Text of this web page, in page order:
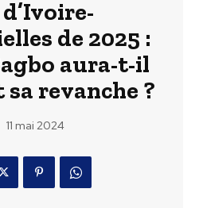
de 2025 :
aura-t-il
revanche ?
11 mai 2024